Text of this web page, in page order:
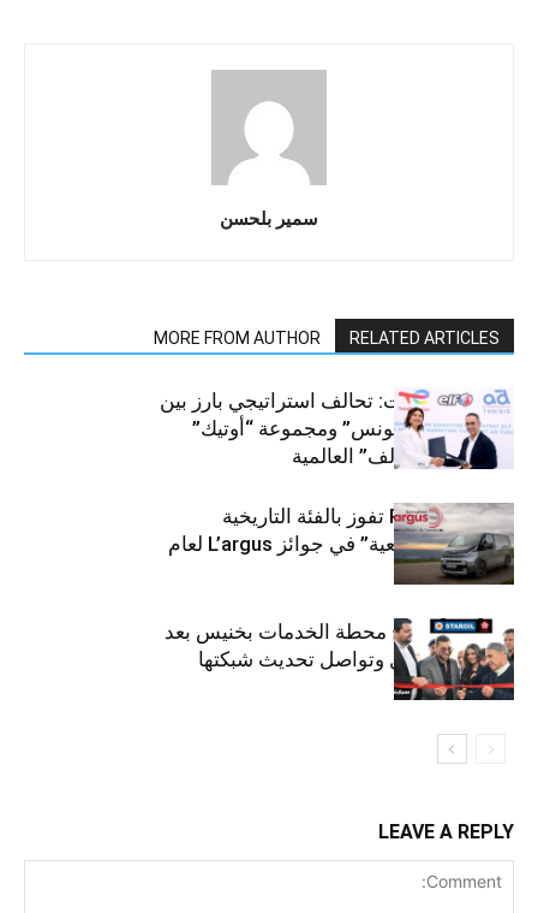
سمير بلحسن
RELATED ARTICLES
MORE FROM AUTHOR
قطاع السيارات: تحالف استراتيجي بارز بين
“توتال إنرجيز تونس” ومجموعة “أوتيك”
لتوزيع زيوت “إلف” العالمية
كيا PV5 Cargo تفوز بالفئة التاريخية
“للمركبات النفعية” في جوائز L’argus لعام
2026
ستارأويل تفتتح محطة الخدمات بخنيس بعد
تجديدهابالكامل وتواصل تحديث شبكتها
LEAVE A REPLY